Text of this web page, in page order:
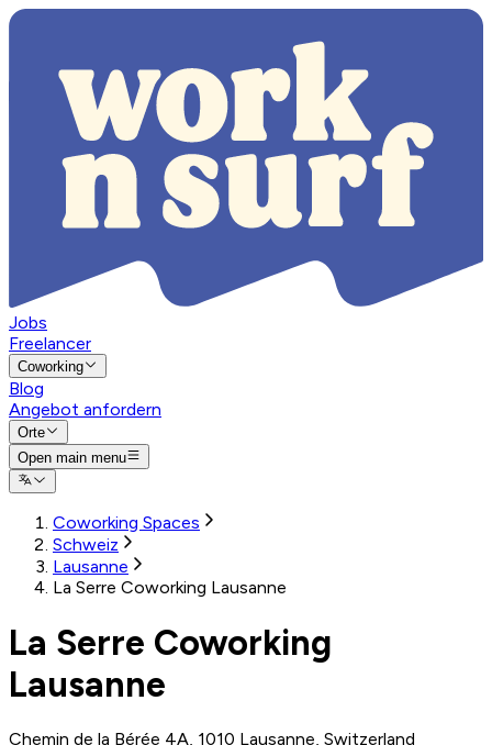
Jobs
Freelancer
Coworking
Blog
Angebot anfordern
Orte
Open main menu
Coworking Spaces
Schweiz
Lausanne
La Serre Coworking Lausanne
La Serre Coworking
Lausanne
Chemin de la Bérée 4A, 1010 Lausanne, Switzerland